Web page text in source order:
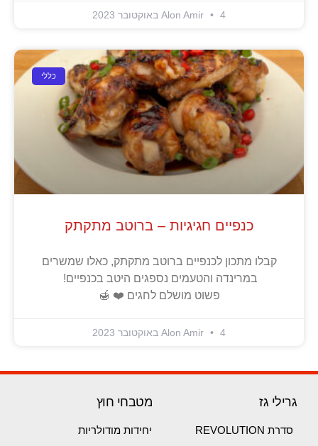
Alon Amir 4 באוקטובר 2023
כללי
כנפיים חגיגיות – ברוטב מתקתק
קבלו מתכון לכנפיים ברוטב מתקתק, כאלו שמשרים
במרינדה והטעמים נספגים היטב בכנפיים!
פשוט מושלם לחגים ❤️ 🍯
Alon Amir 4 באוקטובר 2023
גרילי גז
סדרת REVOLUTION
מטבחי חוץ
יחידות מודולריות